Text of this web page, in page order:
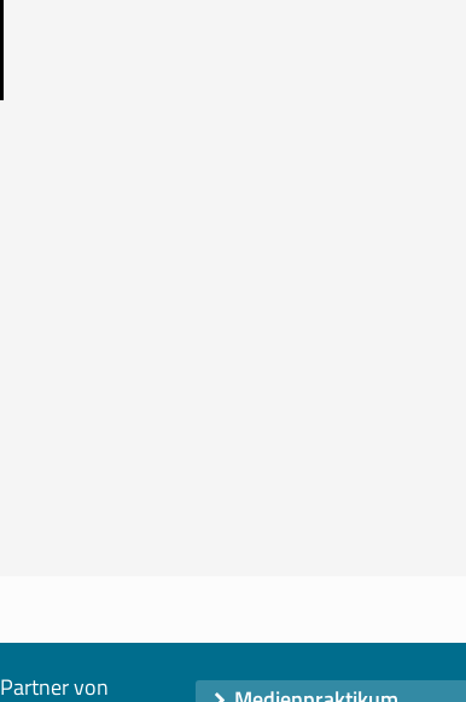
Partner von